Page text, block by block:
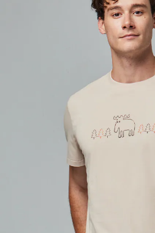
1.本服務係由「台灣大哥大股份有限公司
用戶於交易時，得透過本服務購買商品或
買賣價金債權讓與本公司後，依約使用本
2.基於同意付款使用「大哥付你分期」之
資料（包含姓名、電話或地址）提供予台
由本公司與您本人進行分期帳單所需資料
3.完整用戶服務條款，請詳閱以下連結：
ATM／網路銀行／等多元方式進行付款，方
※ 請注意：結帳手續完成當下不需立刻繳
購買商品的店家。未經商家同意取消之訂
※ 交易是否成功請以「AFTEE先享後付 」
是否繳費成功／繳費後需取消欲退款等相
https://
１．透過由恩沛科技股份有限公司提供之
易，需依本服務之必要範圍內提供個人資
權轉讓予恩沛科技股份有限公司。
２．關於個人資料處理事宜，請瀏覽以下網
https://aftee.tw/terms/#terms3
３．未成年的使用者請事先徵得法定代理
「AFTEE先享後付」，若未經同意申辦者
４．使用「AFTEE先享後付」時，將依據
時審查核予不同之上限額度；若仍有額度
請求用戶進行身份認證。
５．嚴禁一人註冊多個帳號或使用他人資
每筆NT$100，滿NT$1,000(含以上)免
京站台北店客服中心(1F星巴克旁) 即
請自備購物袋，若需購買紙袋可現場